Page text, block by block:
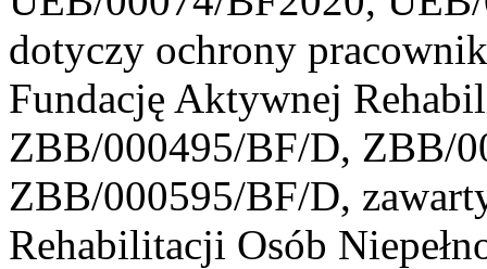
dotyczy ochrony
Fundację Aktywnej
ZBB/000495/BF/D, ZBB/
ZBB/000595/BF/D,
Rehabilitacji Osób